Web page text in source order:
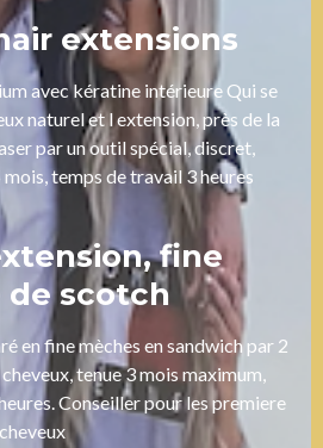
extensions
avec kératine intérieure Qui se
naturel et l extension, près de la
par un outil spécial, discret,
temps de travail 3 heures
fine
scotch
en fine mèches en sandwich par 2
tenue 3 mois maximum,
Conseiller pour les premiere